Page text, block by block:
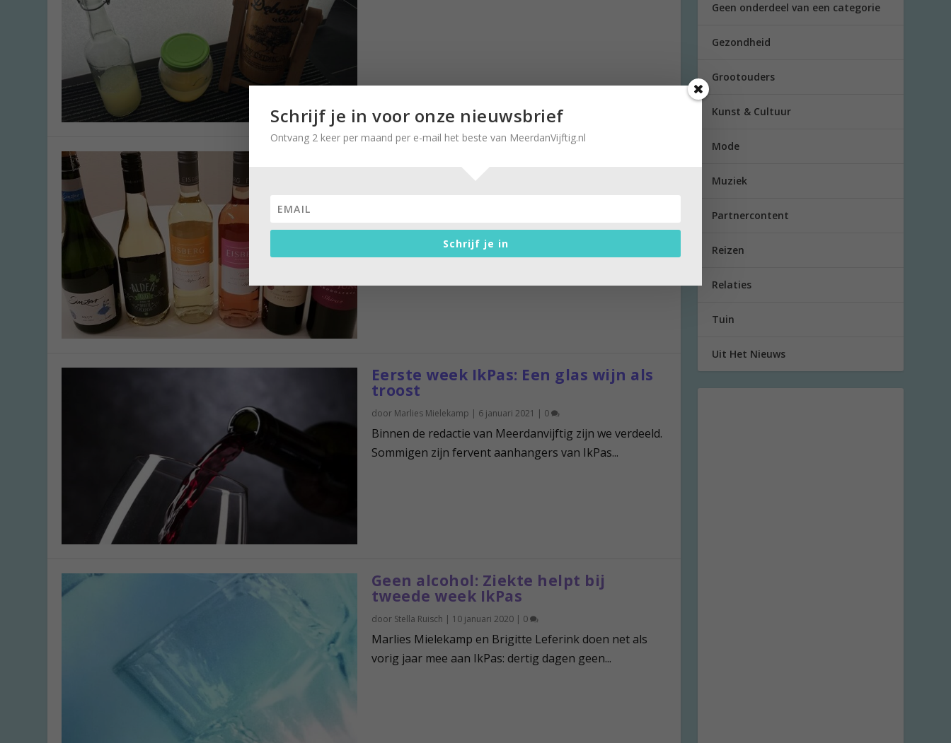
Marlies Mielekamp en Brigitte Leferink hebben ook...
Eerste week IkPas: Een glas wijn als
troost
door Marlies Mielekamp | 6 januari 2021 | 0
Binnen de redactie van Meerdanvijftig zijn we verdeeld.
Sommigen zijn fervent aanhangers van IkPas...
Geen alcohol: Ziekte helpt bij
tweede week IkPas
door Stella Ruisch | 10 januari 2020| 0
Marlies Mielekamp en Brigitte Leferink doen net als
vorig jaar mee aan IkPas: dertig dagen geen...
Geen onderdeel van een categorie
Gezondheid
Grootouders
Kunst & Cultuur
Mode
Muziek
Partnercontent
Reizen
Relaties
Tuin
Uit Het Nieuws
Schrijf je in voor onze nieuwsbrief
Ontvang 2 keer per maand per e-mail het beste van MeerdanVijftig.nl
Schrijf je in